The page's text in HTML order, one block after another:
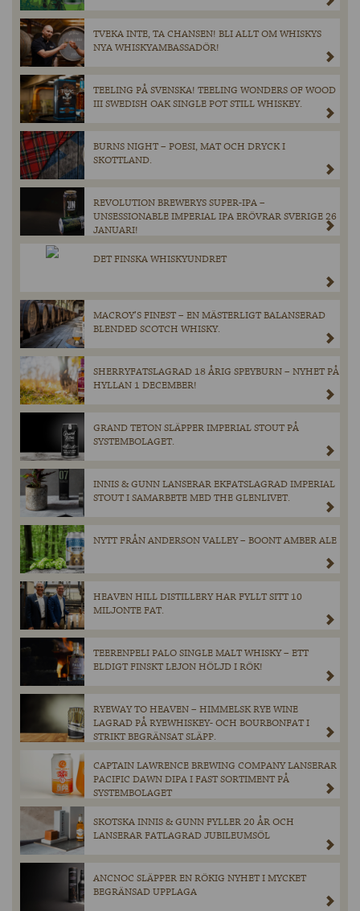
TVEKA INTE, TA CHANSEN! BLI ALLT OM WHISKYS
NYA WHISKYAMBASSADÖR!
TEELING PÅ SVENSKA! TEELING WONDERS OF WOOD
III SWEDISH OAK SINGLE POT STILL WHISKEY.
BURNS NIGHT – POESI, MAT OCH DRYCK I
SKOTTLAND.
REVOLUTION BREWERYS SUPER-IPA –
UNSESSIONABLE IMPERIAL IPA ERÖVRAR SVERIGE 26
JANUARI!
DET FINSKA WHISKYUNDRET
MACROY’S FINEST – EN MÄSTERLIGT BALANSERAD
BLENDED SCOTCH WHISKY.
SHERRYFATSLAGRAD 18 ÅRIG SPEYBURN – NYHET PÅ
HYLLAN 1 DECEMBER!
GRAND TETON SLÄPPER IMPERIAL STOUT PÅ
SYSTEMBOLAGET.
INNIS & GUNN LANSERAR EKFATSLAGRAD IMPERIAL
STOUT I SAMARBETE MED THE GLENLIVET.
NYTT FRÅN ANDERSON VALLEY – BOONT AMBER ALE
HEAVEN HILL DISTILLERY HAR FYLLT SITT 10
MILJONTE FAT.
TEERENPELI PALO SINGLE MALT WHISKY – ETT
ELDIGT FINSKT LEJON HÖLJD I RÖK!
RYEWAY TO HEAVEN – HIMMELSK RYE WINE
LAGRAD PÅ RYEWHISKEY- OCH BOURBONFAT I
STRIKT BEGRÄNSAT SLÄPP.
CAPTAIN LAWRENCE BREWING COMPANY LANSERAR
PACIFIC DAWN DIPA I FAST SORTIMENT PÅ
SYSTEMBOLAGET
SKOTSKA INNIS & GUNN FYLLER 20 ÅR OCH
LANSERAR FATLAGRAD JUBILEUMSÖL
ANCNOC SLÄPPER EN RÖKIG NYHET I MYCKET
BEGRÄNSAD UPPLAGA